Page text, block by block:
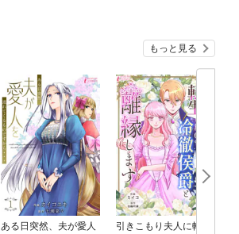
もっと見る
ある日突然、夫が愛人
引きこもり夫人に転生